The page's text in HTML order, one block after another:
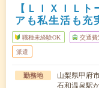
【ＬＩＸＩＬ
アも私生活も充
職種未経験OK 交通費
派遣
勤務地
山梨県甲府
石和温泉駅